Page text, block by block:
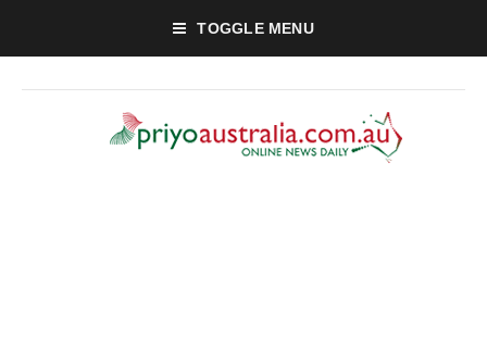
TOGGLE MENU